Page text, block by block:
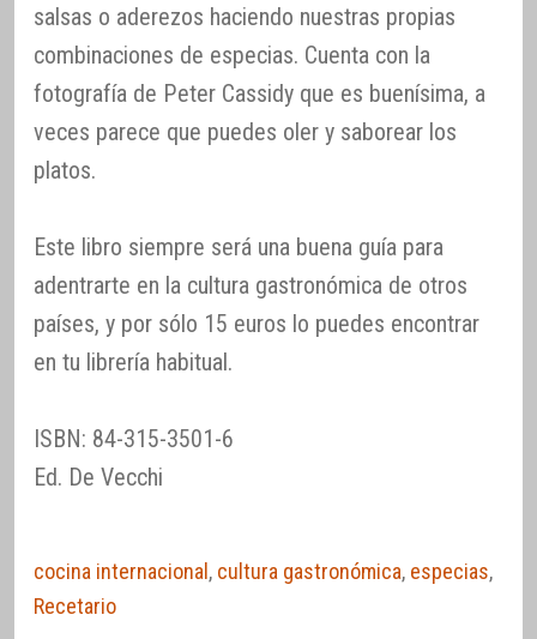
salsas o aderezos haciendo nuestras propias
combinaciones de especias. Cuenta con la
fotografía de Peter Cassidy que es buenísima, a
veces parece que puedes oler y saborear los
platos.
Este libro siempre será una buena guía para
adentrarte en la cultura gastronómica de otros
países, y por sólo 15 euros lo puedes encontrar
en tu librería habitual.
ISBN: 84-315-3501-6
Ed. De Vecchi
cocina internacional, cultura gastronómica, especias,
Recetario